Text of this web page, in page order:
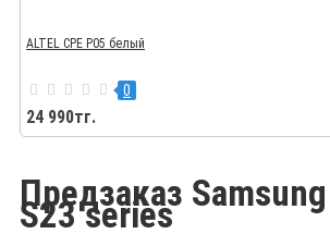
ALTEL CPE P05 белый
0
24 990тг.
Предзаказ
S23 series